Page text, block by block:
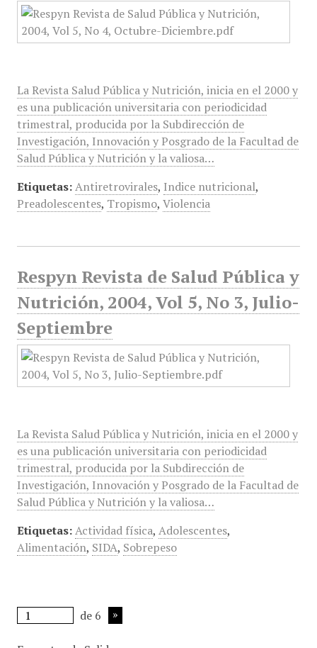
La Revista Salud Pública y Nutrición, inicia en el 2000 y
es una publicación universitaria con periodicidad
trimestral, producida por la Subdirección de
Investigación, Innovación y Posgrado de la Facultad de
Salud Pública y Nutrición y la valiosa…
Etiquetas: Antiretrovirales, Indice nutricional,
Preadolescentes, Tropismo, Violencia
Respyn Revista de Salud Pública y
Nutrición, 2004, Vol 5, No 3, Julio-
Septiembre
La Revista Salud Pública y Nutrición, inicia en el 2000 y
es una publicación universitaria con periodicidad
trimestral, producida por la Subdirección de
Investigación, Innovación y Posgrado de la Facultad de
Salud Pública y Nutrición y la valiosa…
Etiquetas: Actividad física, Adolescentes,
Alimentación, SIDA, Sobrepeso
de 6